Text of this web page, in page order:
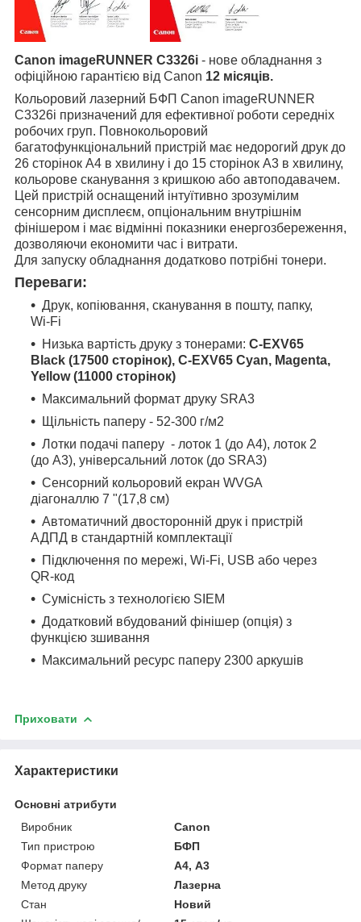
Canon imageRUNNER C3326i - нове обладнання з
офіційною гарантією від Canon 12 місяців.
Кольоровий лазерний БФП Canon imageRUNNER
C3326i призначений для ефективної роботи середніх
робочих груп. Повнокольоровий
багатофункціональний пристрій має недорогий друк до
26 сторінок А4 в хвилину і до 15 сторінок А3 в хвилину,
кольорове сканування з кришкою або автоподавачем.
Цей пристрій оснащений інтуїтивно зрозумілим
сенсорним дисплеєм, опціональним внутрішнім
фінішером і має відмінні показники енергозбереження,
дозволяючи економити час і витрати.
Для запуску обладнання додатково потрібні тонери.
Переваги:
Друк, копіювання, сканування в пошту, папку,
Wi-Fi
Низька вартість друку з тонерами: C-EXV65
Black (17500 сторінок), C-EXV65 Cyan, Magenta,
Yellow (11000 сторінок)
Максимальний формат друку SRA3
Щільність паперу - 52-300 г/м2
Лотки подачі паперу - лоток 1 (до А4), лоток 2
(до А3), універсальний лоток (до SRA3)
Сенсорний кольоровий екран WVGA
діагоналлю 7 "(17,8 см)
Автоматичний двосторонній друк і пристрій
АДПД в стандартній комплектації
Підключення по мережі, Wi-Fi, USB або через
QR-код
Сумісність з технологією SIEM
Додатковий вбудований фінішер (опція) з
функцією зшивання
Максимальний ресурс паперу 2300 аркушів
Приховати
Характеристики
Основні атрибути
Виробник
Canon
Тип пристрою
БФП
Формат паперу
А4, А3
Метод друку
Лазерна
Стан
Новий